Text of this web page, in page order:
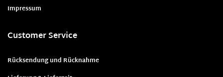
Impressum
Customer Service
Rücksendung und Rücknahme